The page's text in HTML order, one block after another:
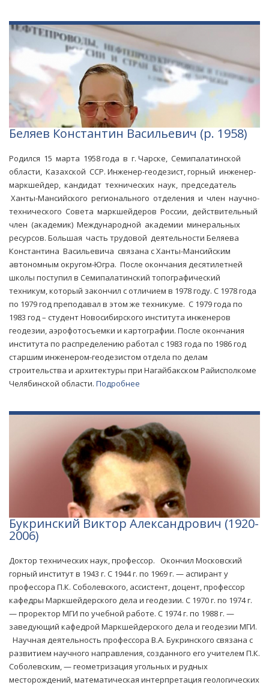
Беляев Константин Васильевич (р. 1958)
Родился 15 марта 1958 года в г. Чарске, Семипалатинской
области, Казахской ССР. Инженер-геодезист, горный инженер-
маркшейдер, кандидат технических наук, председатель
Ханты-Мансийского регионального отделения и член научно-
технического Совета маркшейдеров России, действительный
член (академик) Международной академии минеральных
ресурсов. Большая часть трудовой деятельности Беляева
Константина Васильевича связана с Ханты-Мансийским
автономным округом-Югра. После окончания десятилетней
школы поступил в Семипалатинский топографический
техникум, который закончил с отличием в 1978 году. С 1978 года
по 1979 год преподавал в этом же техникуме. С 1979 года по
1983 год – студент Новосибирского института инженеров
геодезии, аэрофотосъемки и картографии. После окончания
института по распределению работал с 1983 года по 1986 год
старшим инженером-геодезистом отдела по делам
строительства и архитектуры при Нагайбакском Райисполкоме
Челябинской области. Подробнее
Букринский Виктор Александрович (1920-
2006)
Доктор технических наук, профессор. Окончил Московский
горный институт в 1943 г. С 1944 г. по 1969 г. — аспирант у
профессора П.К. Соболевского, ассистент, доцент, профессор
кафедры Маркшейдерского дела и геодезии. С 1970 г. по 1974 г.
— проректор МГИ по учебной работе. С 1974 г. по 1988 г. —
заведующий кафедрой Маркшейдерского дела и геодезии МГИ.
Научная деятельность профессора В.А. Букринского связана с
развитием научного направления, созданного его учителем П.К.
Соболевским, — геометризация угольных и рудных
месторождений, математическая интерпретация геологических